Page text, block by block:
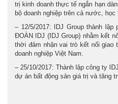
trị kinh doanh thực tế ngắn hạn
bộ doanh nghiệp trên cả nước,
– 12/5/2017: IDJ Group thành lập
ĐOÀN IDJ (IDJ Group) nhằm kết
thời đảm nhận vai trò kết nối giao
doanh nghiệp Việt Nam.
– 25/10/2017: Thành lập công ty
dự án bất động sản giá trị và tăng